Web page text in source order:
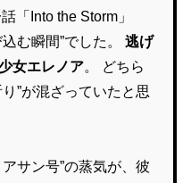
「Into the Storm」
む瞬間”でした。 逃げ
女エレノア。 どちら
”が混ざっていたと思
サン号”の蒸気が、彼